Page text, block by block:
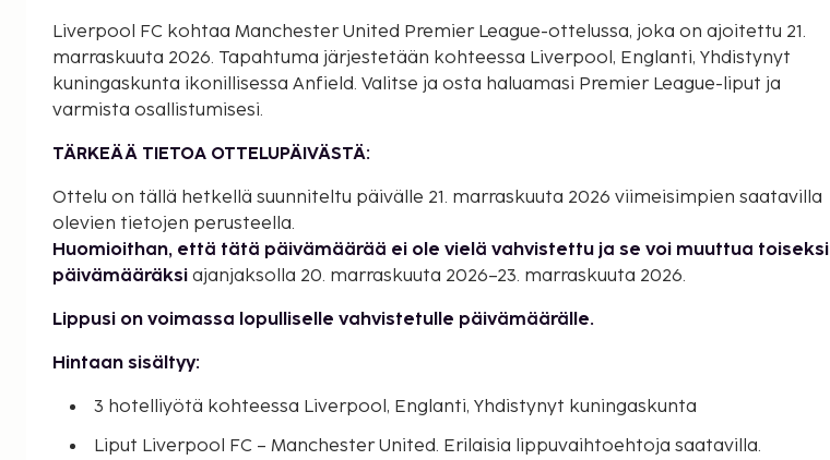
Liverpool FC kohtaa Manchester United Premier League-ottelussa, joka on ajoitettu 21.
marraskuuta 2026. Tapahtuma järjestetään kohteessa Liverpool, Englanti, Yhdistynyt
kuningaskunta ikonillisessa Anfield. Valitse ja osta haluamasi Premier League-liput ja
varmista osallistumisesi.
TÄRKEÄÄ TIETOA OTTELUPÄIVÄSTÄ:
Ottelu on tällä hetkellä suunniteltu päivälle 21. marraskuuta 2026 viimeisimpien saatavilla
olevien tietojen perusteella.
Huomioithan, että tätä päivämäärää ei ole vielä vahvistettu ja se voi muuttua toiseksi
päivämääräksi ajanjaksolla 20. marraskuuta 2026–23. marraskuuta 2026.
Lippusi on voimassa lopulliselle vahvistetulle päivämäärälle.
Hintaan sisältyy:
3 hotelliyötä kohteessa Liverpool, Englanti, Yhdistynyt kuningaskunta
Liput Liverpool FC – Manchester United. Erilaisia lippuvaihtoehtoja saatavilla.